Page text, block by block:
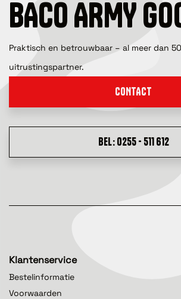
BACO ARMY
Praktisch en betrouwbaar – al meer dan
uitrustingspartner.
CONTACT
BEL: 0255 - 511 612
Klantenservice
Bestelinformatie
Voorwaarden